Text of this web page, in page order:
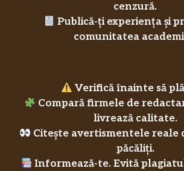
cenzură.
Publică-ți experiența și
comunitatea
Verifică înainte să
Compară firmele de
livrează calitate.
Citește avertismentele reale
păcăliți.
Informează-te. Evită